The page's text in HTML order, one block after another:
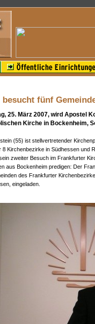
fünf
25. März 2007, wird Apostel
Kirche in Bockenheim,
(55) ist stellvertretender
8 Kirchenbezirke in Südhessen und
zweiter Besuch im Frankfurter
aus Bockenheim predigen: Der
des Frankfurter
eingeladen.